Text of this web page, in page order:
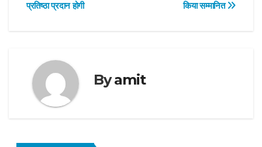
किया सम्मानित
प्रतिष्ठा प्रदान होगी
Byamit